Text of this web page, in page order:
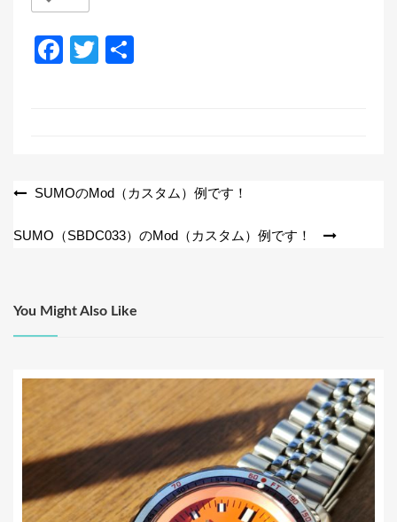
F
o
k
T
投
ゲ
ー
ョ
ン
SUMOのMod（カスタム）例です！
SUMO（SBDC033）のMod（カスタム）例です！
You Might Also Like